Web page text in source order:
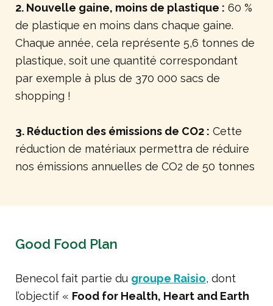
2. Nouvelle gaine, moins de plastique : 60 %
de plastique en moins dans chaque gaine.
Chaque année, cela représente 5,6 tonnes de
plastique, soit une quantité correspondant
par exemple à plus de 370 000 sacs de
shopping !
3. Réduction des émissions de CO2 : Cette
réduction de matériaux permettra de réduire
nos émissions annuelles de CO2 de 50 tonnes
Good Food Plan
Benecol fait partie du groupe Raisio, dont
l’objectif « Food for Health, Heart and Earth